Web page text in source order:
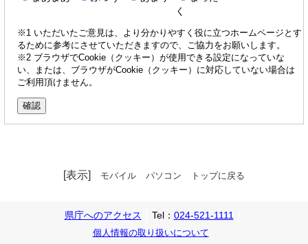
く
※1 いただいたご意見は、より分かりやすく役に立つホームページとす
るために参考にさせていただきますので、ご協力をお願いします。
※2 ブラウザでCookie（クッキー）が使用できる設定になっていな
い、または、ブラウザがCookie（クッキー）に対応していない場合は
ご利用頂けません。
[表示] モバイル パソコン トップに戻る
県庁へのアクセス Tel： 024-521-1111
個人情報の取り扱いについて